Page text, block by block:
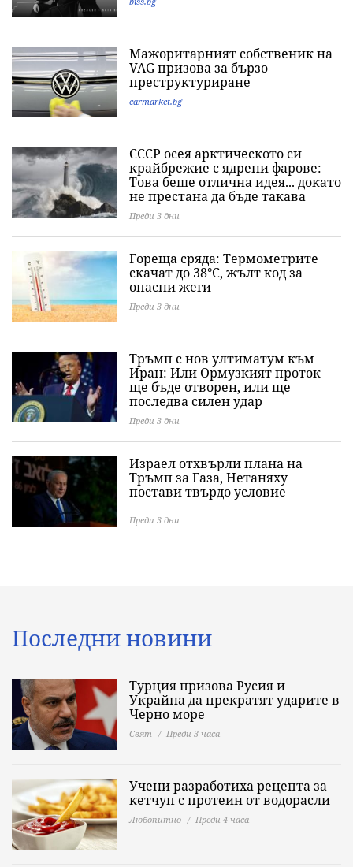
Мажоритарният собственик на
VAG призова за бързо
преструктуриране
carmarket.bg
СССР осея арктическото си
крайбрежие с ядрени фарове:
Това беше отлична идея... докато
не престана да бъде такава
Преди 3 дни
Гореща сряда: Термометрите
скачат до 38°C, жълт код за
опасни жеги
Преди 3 дни
Тръмп с нов ултиматум към
Иран: Или Ормузкият проток
ще бъде отворен, или ще
последва силен удар
Преди 3 дни
Израел отхвърли плана на
Тръмп за Газа, Нетаняху
постави твърдо условие
Преди 3 дни
Последни новини
Турция призова Русия и
Украйна да прекратят ударите в
Черно море
Свят Преди 3 часа
Учени разработиха рецепта за
кетчуп с протеин от водорасли
Любопитно Преди 4 часа